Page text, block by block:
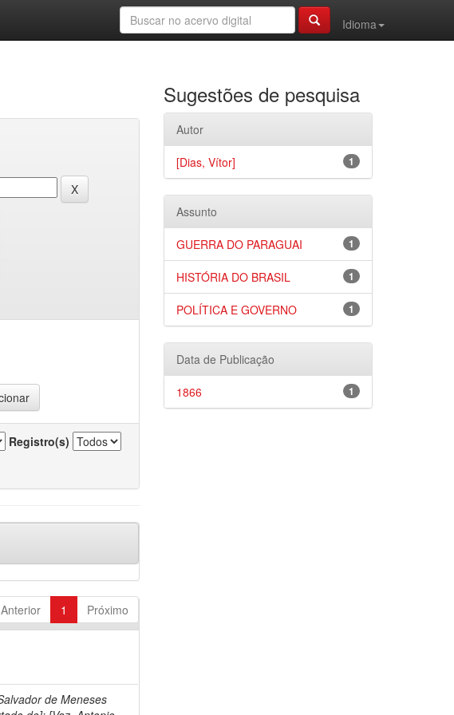
Idioma
Registro(s)
Anterior 1 Próximo
de Meneses
Sugestões de pesquisa
Autor
1
[Dias, Vítor]
Assunto
1
GUERRA DO PARAGUAI
1
HISTÓRIA DO BRASIL
1
POLÍTICA E GOVERNO
Data de Publicação
1
1866